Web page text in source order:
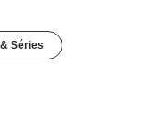
Séries